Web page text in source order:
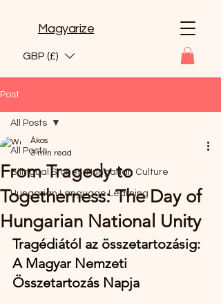
Magyarize
GBP (£)
Post
All Posts
Bilingual Stories-Hungarian Culture
Hungarian Language Learning
All Posts
From Tragedy to
Togetherness: The Day of
Hungarian National Unity
Ákos
3 min read
Tragédiától az összetartozásig:
A Magyar Nemzeti
Összetartozás Napja